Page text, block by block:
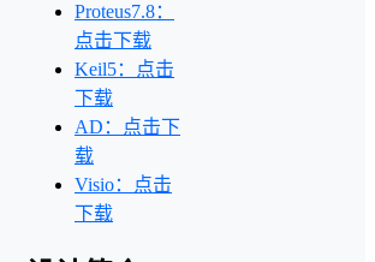
Proteus7.8：
点击下载
Keil5：点击
下载
AD：点击下
载
Visio：点击
下载